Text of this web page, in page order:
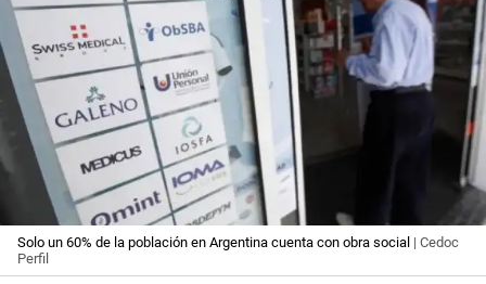
Solo un 60% de la población en Argentina cuenta con obra social | Cedoc
Perfil